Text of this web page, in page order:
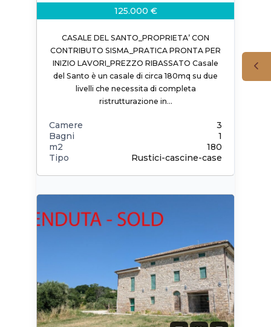
125.000 €
CASALE DEL SANTO_PROPRIETA’ CON
CONTRIBUTO SISMA_PRATICA PRONTA PER
INIZIO LAVORI_PREZZO RIBASSATO Casale
del Santo è un casale di circa 180mq su due
livelli che necessita di completa
ristrutturazione in…
Camere
3
Bagni
1
m2
180
Tipo
Rustici-cascine-case